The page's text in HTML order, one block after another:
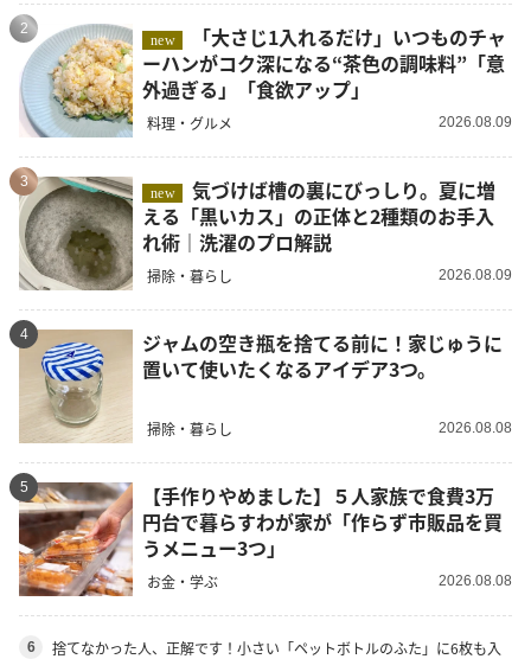
2
new
ーハンがコク深になる“茶色の調味料”「意
外過ぎる」「食欲アップ」
料理・グルメ 2026.08.09
3
new
気づけば槽の裏にびっしり。夏に増
える「黒いカス」の正体と2種類のお手入
れ術｜洗濯のプロ解説
掃除・暮らし 2026.08.09
4
ジャムの空き瓶を捨てる前に！家じゅうに
置いて使いたくなるアイデア3つ。
掃除・暮らし 2026.08.08
5
【手作りやめました】５人家族で食費3万
円台で暮らすわが家が「作らず市販品を買
うメニュー3つ」
お金・学ぶ 2026.08.08
6
捨てなかった人、正解です！小さい「ペットボトルのふた」に6枚も入